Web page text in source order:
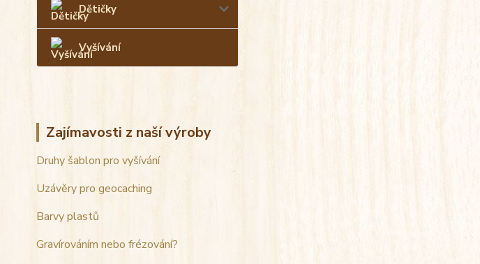
Dětičky
Vyšívání
Zajímavosti z naší výroby
Druhy šablon pro vyšívání
Uzávěry pro geocaching
Barvy plastů
Gravírováním nebo frézování?